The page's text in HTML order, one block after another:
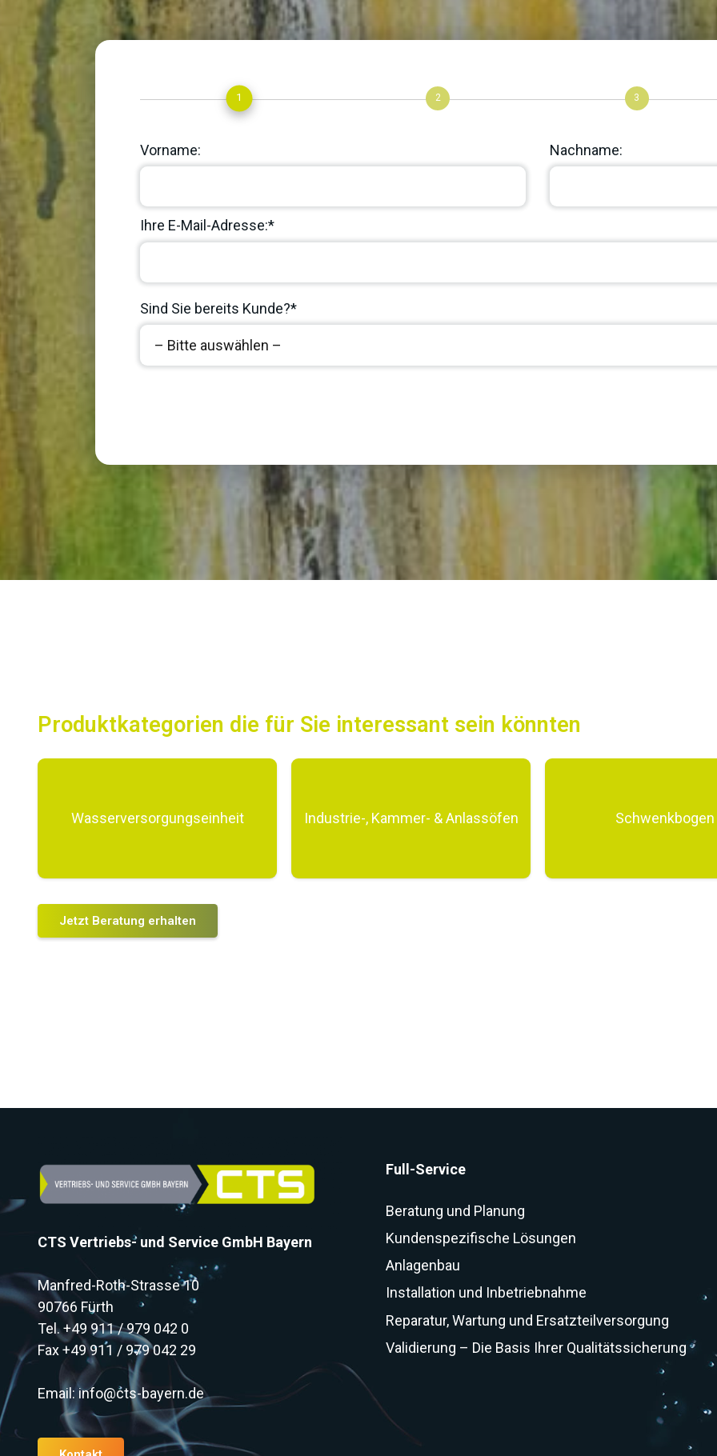
1 2 3
Vorname: Nachname:
Ihre E-Mail-Adresse:*
Sind Sie bereits Kunde?*
Produktkategorien die für Sie interessant sein könnten
Wasserversorgungseinheit Industrie-, Kammer- & Anlassöfen Schwenkbogen
Jetzt Beratung erhalten
CTS Vertriebs- und Service GmbH Bayern
Manfred-Roth-Strasse 10
90766 Fürth
Tel.+49 911 / 979 042 0
Fax +49 911 / 979 042 29
Email: info@cts-bayern.de
Full-Service
Beratung und Planung
Kundenspezifische Lösungen
Anlagenbau
Installation und Inbetriebnahme
Reparatur, Wartung und Ersatzteilversorgung
Validierung – Die Basis Ihrer Qualitätssicherung